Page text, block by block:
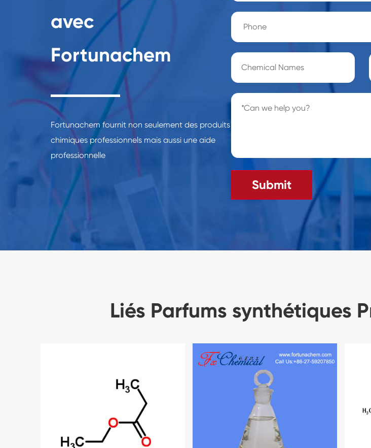
avec
Fortunachem
Fortunachem fournit non seulement des produits
chimiques professionnels mais aussi une aide
professionnelle
Submit
Liés Parfums synthétiques